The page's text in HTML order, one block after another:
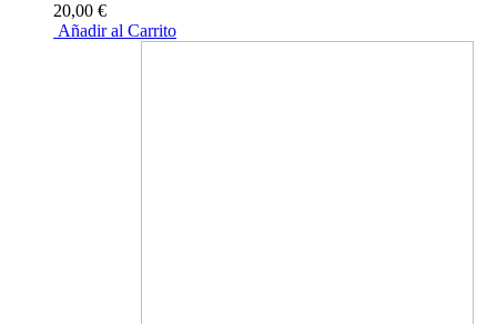
20,00 €
Añadir al Carrito